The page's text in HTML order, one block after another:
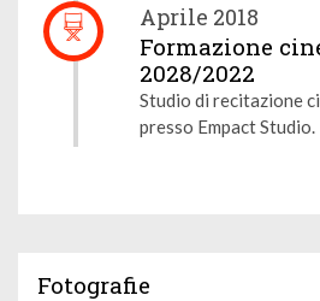
Aprile 2018
Formazione
2028/2022
Studio di recitazione
presso Empact Studio.
Fotografie